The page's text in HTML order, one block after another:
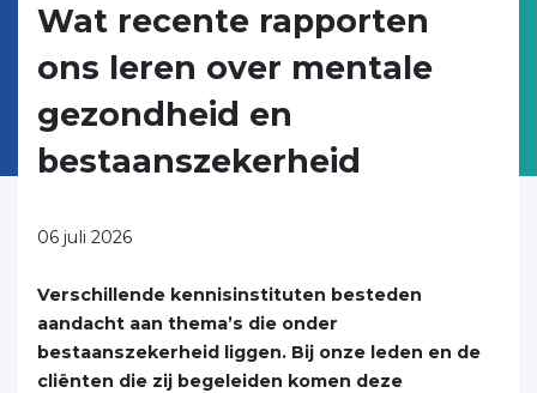
Wat recente rapporten
ons leren over mentale
gezondheid en
bestaanszekerheid
06 juli 2026
Verschillende kennisinstituten besteden
aandacht aan thema’s die onder
bestaanszekerheid liggen. Bij onze leden en de
cliënten die zij begeleiden komen deze